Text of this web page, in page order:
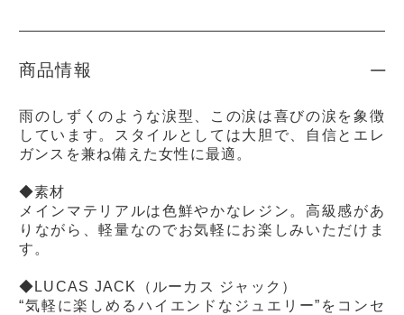
商品情報
雨のしずくのような涙型、この涙は喜びの涙を象徴
しています。スタイルとしては大胆で、自信とエレ
ガンスを兼ね備えた女性に最適。
◆素材
メインマテリアルは色鮮やかなレジン。高級感があ
りながら、軽量なのでお気軽にお楽しみいただけま
す。
◆LUCAS JACK（ルーカス ジャック）
“気軽に楽しめるハイエンドなジュエリー”をコンセ